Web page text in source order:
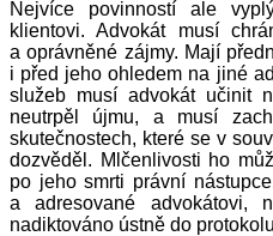
Nejvíce povinností ale
klientovi. Advokát musí
a oprávněné zájmy. Mají
i před jeho ohledem na jiné
služeb musí advokát učinit
neutrpěl újmu, a musí
skutečnostech, které se v
dozvěděl. Mlčenlivosti ho
po jeho smrti právní
a adresované advokátovi,
nadiktováno ústně do